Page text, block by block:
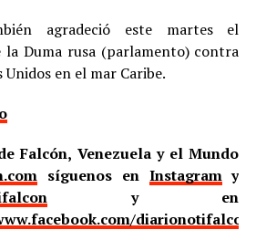
agradeció este martes el
la Duma rusa (parlamento) contra
Unidos en el mar Caribe.
Falcón, Venezuela y el Mundo
síguenos en Instagramy
y en